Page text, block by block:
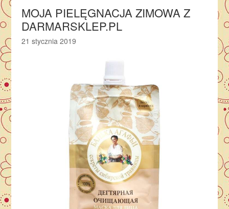
MOJA PIELĘGNACJA ZIMOWA Z
DARMARSKLEP.PL
21 stycznia 2019